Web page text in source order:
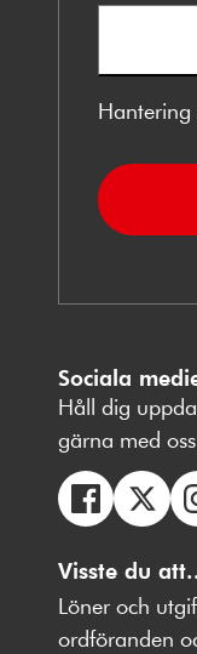
Sociala
Håll dig
gärna med
oss
på
Facebbok
oss
på
på
Visste du
Löner och
ordföranden